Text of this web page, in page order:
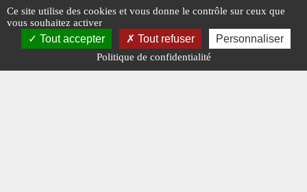
Ce site utilise des cookies et vous donne le contrôle sur ceux que
vous souhaitez activer
Tout accepter Tout refuser Personnaliser
Politique de confidentialité